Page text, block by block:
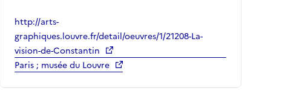
http://arts-
graphiques.louvre.fr/detail/oeuvres/1/21208-La-
vision-de-Constantin
Paris ; musée du Louvre